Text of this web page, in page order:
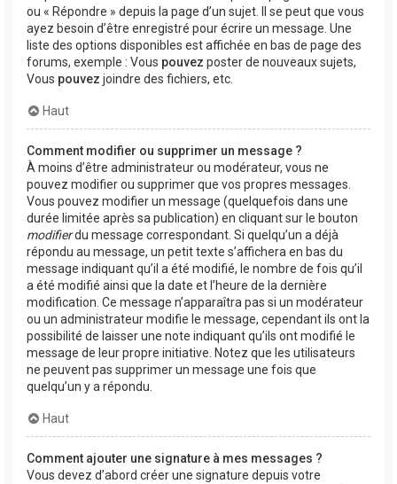
ou « Répondre » depuis la page d’un sujet. Il se peut que vous
ayez besoin d’être enregistré pour écrire un message. Une
liste des options disponibles est affichée en bas de page des
forums, exemple : Vous pouvez poster de nouveaux sujets,
Vous pouvez joindre des fichiers, etc.
Haut
Comment modifier ou supprimer un message ?
À moins d’être administrateur ou modérateur, vous ne
pouvez modifier ou supprimer que vos propres messages.
Vous pouvez modifier un message (quelquefois dans une
durée limitée après sa publication) en cliquant sur le bouton
modifierdu message correspondant. Si quelqu’un a déjà
répondu au message, un petit texte s’affichera en bas du
message indiquant qu’il a été modifié, le nombre de fois qu’il
a été modifié ainsi que la date et l’heure de la dernière
modification. Ce message n’apparaîtra pas si un modérateur
ou un administrateur modifie le message, cependant ils ont la
possibilité de laisser une note indiquant qu’ils ont modifié le
message de leur propre initiative. Notez que les utilisateurs
ne peuvent pas supprimer un message une fois que
quelqu’un y a répondu.
Haut
Comment ajouter une signature à mes messages ?
Vous devez d’abord créer une signature depuis votre